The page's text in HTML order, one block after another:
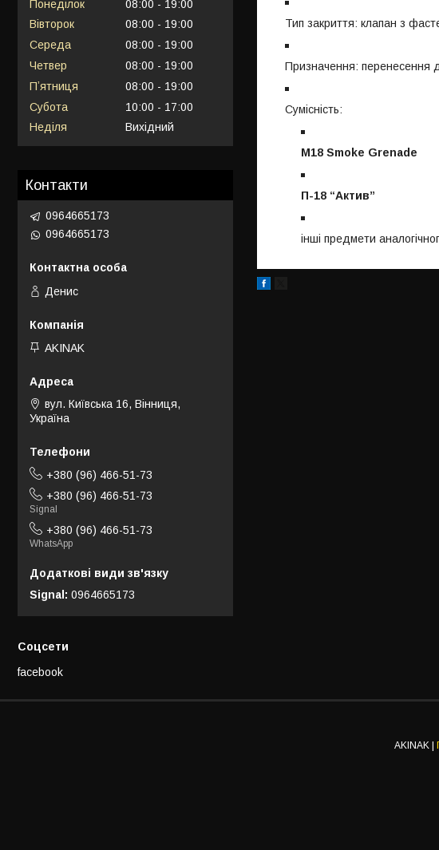
Тип закриття: клапан з
Призначення: перенесення
Сумісність:
M18 Smoke Grenade
П-18 “Актив”
інші предмети
Понеділок 08:00
19:00
Вівторок
08:00
19:00
Середа
08:00
19:00
Четвер
08:00
19:00
Пʼятниця
08:00
19:00
Субота
10:00
17:00
Неділя
Вихідний
Контакти
0964665173
0964665173
Денис
AKINAK
вул. Київська 16, Вінниця,
Україна
+380 (96) 466-51-73
+380 (96) 466-51-73
Signal
+380 (96) 466-51-73
WhatsApp
Signal 0964665173
Соцсети
facebook